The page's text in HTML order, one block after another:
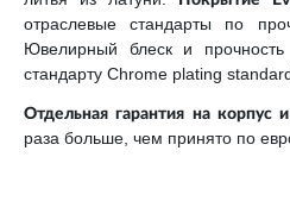
отраслевые стандарты по
Ювелирный блеск и
стандарту Chrome plating
Отдельная гарантия на корпус
раза больше, чем принято по